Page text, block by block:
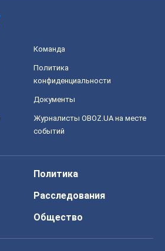
Команда
Политика
конфиденциальности
Документы
Журналисты OBOZ.UA на месте
событий
Политика
Расследования
Общество